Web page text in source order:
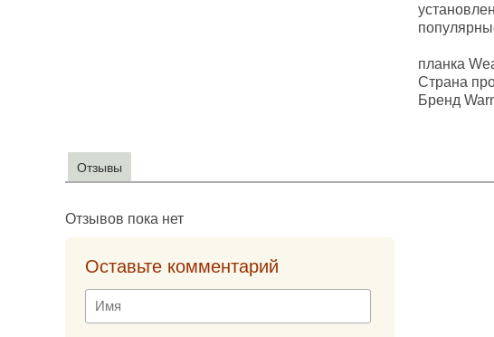
планка
Страна
Бренд
Отзывы
Отзывов пока нет
Оставьте комментарий